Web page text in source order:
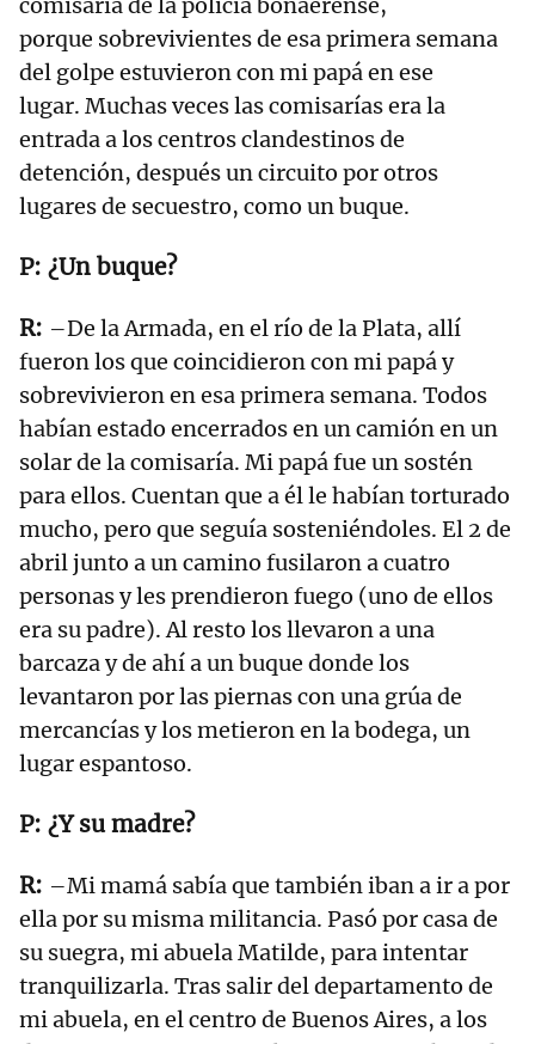
comisaría de la policía bonaerense,
porque sobrevivientes de esa primera semana
del golpe estuvieron con mi papá en ese
lugar. Muchas veces las comisarías era la
entrada a los centros clandestinos de
detención, después un circuito por otros
lugares de secuestro, como un buque.
¿Un buque?
–De la Armada, en el río de la Plata, allí
fueron los que coincidieron con mi papá y
sobrevivieron en esa primera semana. Todos
habían estado encerrados en un camión en un
solar de la comisaría. Mi papá fue un sostén
para ellos. Cuentan que a él le habían torturado
mucho, pero que seguía sosteniéndoles. El 2 de
abril junto a un camino fusilaron a cuatro
personas y les prendieron fuego (uno de ellos
era su padre). Al resto los llevaron a una
barcaza y de ahí a un buque donde los
levantaron por las piernas con una grúa de
mercancías y los metieron en la bodega, un
lugar espantoso.
¿Y su madre?
–Mi mamá sabía que también iban a ir a por
ella por su misma militancia. Pasó por casa de
su suegra, mi abuela Matilde, para intentar
tranquilizarla. Tras salir del departamento de
mi abuela, en el centro de Buenos Aires, a los